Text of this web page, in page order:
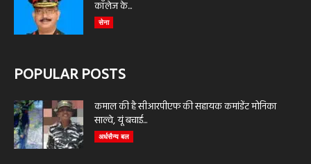
कॉलेज के...
सेना
POPULAR POSTS
कमाल की है सीआरपीएफ की सहायक कमांडेंट मोनिका
साल्वे, यूं बचाई...
अर्धसैन्य बल